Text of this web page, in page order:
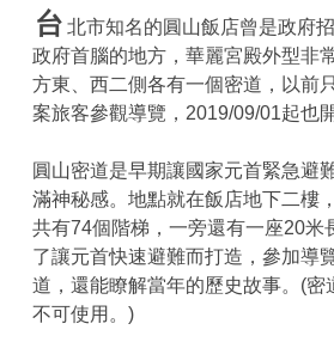
台 北市知名的圓山飯店曾是政府
政府首腦的地方，華麗宮殿外型非
方東、西二側各有一個密道，以前
案旅客參觀導覽，2019/09/01起也
圓山密道是早期讓國家元首緊急避
滿神秘感。地點就在飯店地下二樓
共有74個階梯，一旁還有一座20米
了讓元首快速避難而打造，參加導
道，還能瞭解當年的歷史故事。(密
不可使用。)